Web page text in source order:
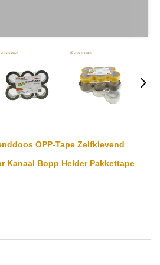
OPP-Tape Zelfklevend
Kanaal Bopp Helder Pakkettape